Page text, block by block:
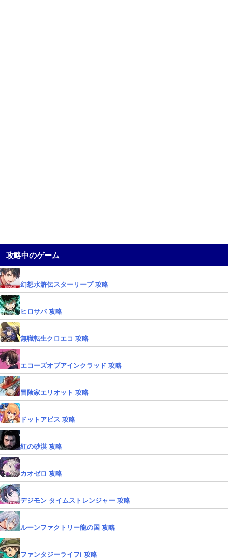
攻略中のゲーム
幻想水滸伝スターリープ 攻略
ヒロサバ 攻略
無職転生クロエコ 攻略
エコーズオブアインクラッド 攻略
冒険家エリオット 攻略
ドットアビス 攻略
紅の砂漠 攻略
カオゼロ 攻略
デジモン タイムストレンジャー 攻略
ルーンファクトリー龍の国 攻略
ファンタジーライフi 攻略